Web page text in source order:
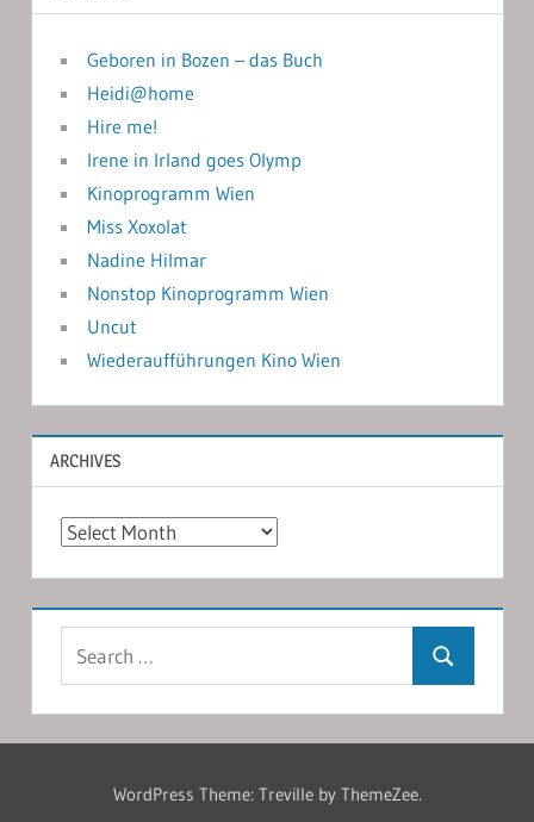
Geboren in Bozen – das Buch
Heidi@home
Hire me!
Irene in Irland goes Olymp
Kinoprogramm Wien
Miss Xoxolat
Nadine Hilmar
Nonstop Kinoprogramm Wien
Uncut
Wiederaufführungen Kino Wien
ARCHIVES
Archives
Search
WordPress Theme: Treville by ThemeZee.